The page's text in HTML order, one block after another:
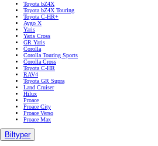
Toyota bZ4X
Toyota bZ4X Touring
Toyota C-HR+
Aygo X
Yaris
Yaris Cross
GR Yaris
Corolla
Corolla Touring Sports
Corolla Cross
Toyota C-HR
RAV4
Toyota GR Supra
Land Cruiser
Hilux
Proace
Proace City
Proace Verso
Proace Max
Biltyper